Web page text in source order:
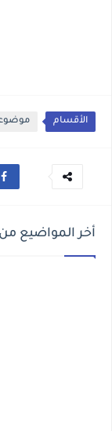
الأقسام
أخر المواضيع